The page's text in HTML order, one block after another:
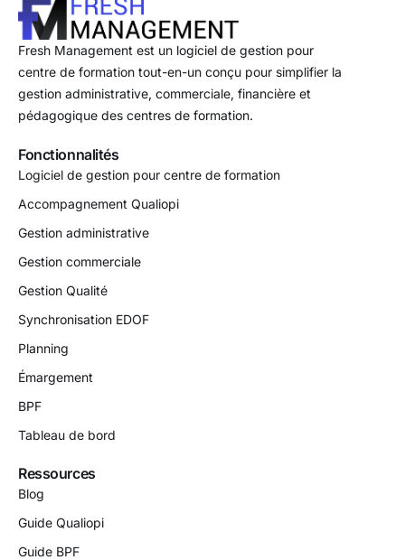
Fresh Management est un logiciel de gestion pour
centre de formation tout-en-un conçu pour simplifier la
gestion administrative, commerciale, financière et
pédagogique des centres de formation.
Fonctionnalités
Logiciel de gestion pour centre de formation
Accompagnement Qualiopi
Gestion administrative
Gestion commerciale
Gestion Qualité
Synchronisation EDOF
Planning
Émargement
BPF
Tableau de bord
Ressources
Blog
Guide Qualiopi
Guide BPF